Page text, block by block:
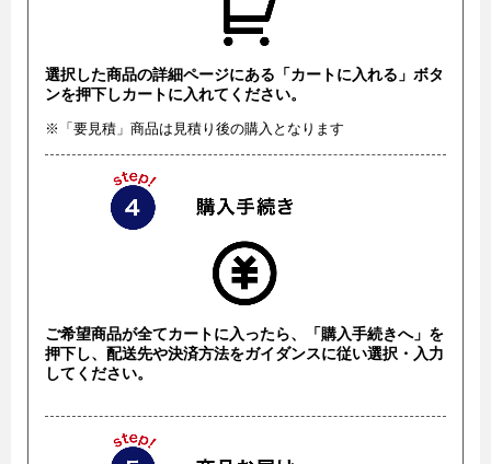
選択した商品の詳細ページにある「カートに入れる」ボタ
ンを押下しカートに入れてください。
※「要見積」商品は見積り後の購入となります
ご希望商品が全てカートに入ったら、「購入手続きへ」を
押下し、配送先や決済方法をガイダンスに従い選択・入力
してください。